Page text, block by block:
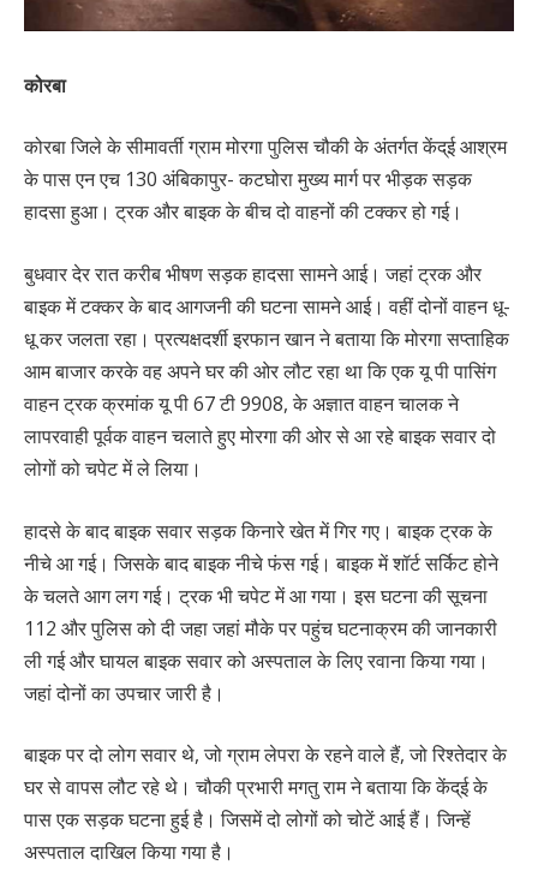
कोरबा
कोरबा जिले के सीमावर्ती ग्राम मोरगा पुलिस चौकी के अंतर्गत केंद्ई आश्रम
के पास एन एच 130 अंबिकापुर- कटघोरा मुख्य मार्ग पर भीड़क सड़क
हादसा हुआ। ट्रक और बाइक के बीच दो वाहनों की टक्कर हो गई।
बुधवार देर रात करीब भीषण सड़क हादसा सामने आई। जहां ट्रक और
बाइक में टक्कर के बाद आगजनी की घटना सामने आई। वहीं दोनों वाहन धू-
धू कर जलता रहा। प्रत्यक्षदर्शी इरफान खान ने बताया कि मोरगा सप्ताहिक
आम बाजार करके वह अपने घर की ओर लौट रहा था कि एक यू पी पासिंग
वाहन ट्रक क्रमांक यू पी 67 टी 9908, के अज्ञात वाहन चालक ने
लापरवाही पूर्वक वाहन चलाते हुए मोरगा की ओर से आ रहे बाइक सवार दो
लोगों को चपेट में ले लिया।
हादसे के बाद बाइक सवार सड़क किनारे खेत में गिर गए। बाइक ट्रक के
नीचे आ गई। जिसके बाद बाइक नीचे फंस गई। बाइक में शॉर्ट सर्किट होने
के चलते आग लग गई। ट्रक भी चपेट में आ गया। इस घटना की सूचना
112 और पुलिस को दी जहा जहां मौके पर पहुंच घटनाक्रम की जानकारी
ली गई और घायल बाइक सवार को अस्पताल के लिए रवाना किया गया।
जहां दोनों का उपचार जारी है।
बाइक पर दो लोग सवार थे, जो ग्राम लेपरा के रहने वाले हैं, जो रिश्तेदार के
घर से वापस लौट रहे थे। चौकी प्रभारी मगतु राम ने बताया कि केंद्ई के
पास एक सड़क घटना हुई है। जिसमें दो लोगों को चोटें आई हैं। जिन्हें
अस्पताल दाखिल किया गया है।